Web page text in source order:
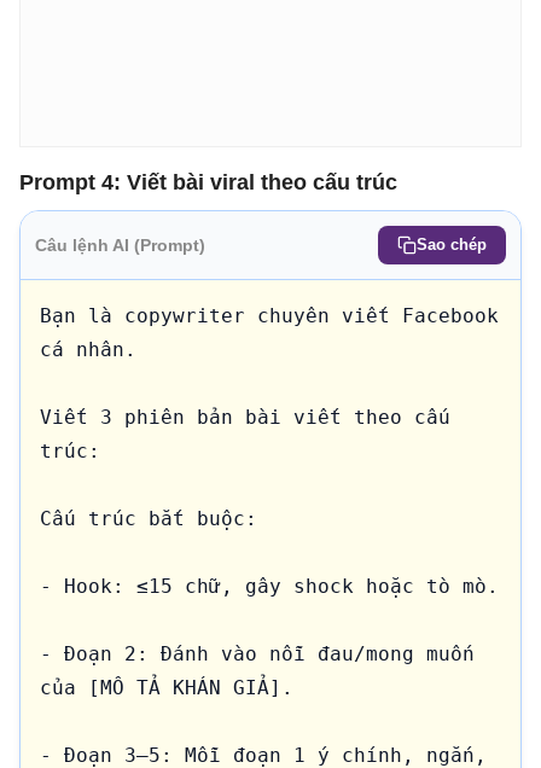
Prompt 4: Viết bài viral theo cấu trúc
Câu lệnh AI (Prompt) Sao chép
Bạn là copywriter chuyên viết Facebook
cá nhân.
Viết 3 phiên bản bài viết theo cấu
trúc:
Cấu trúc bắt buộc:
- Hook: ≤15 chữ, gây shock hoặc tò mò.
- Đoạn 2: Đánh vào nỗi đau/mong muốn
của [MÔ TẢ KHÁN GIẢ].
- Đoạn 3–5: Mỗi đoạn 1 ý chính, ngắn,